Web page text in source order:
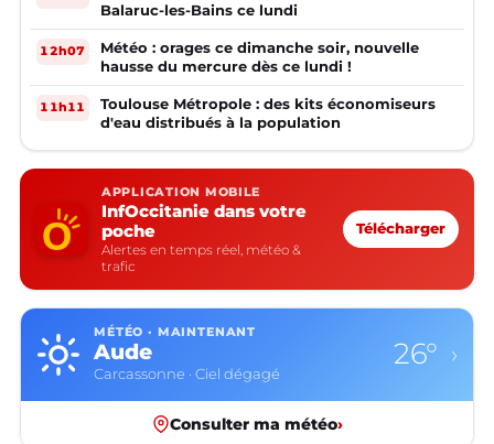
Balaruc-les-Bains ce lundi
12h07
Météo : orages ce dimanche soir, nouvelle
hausse du mercure dès ce lundi !
11h11
Toulouse Métropole : des kits économiseurs
d'eau distribués à la population
APPLICATION MOBILE
InfOccitanie dans votre
poche
Alertes en temps réel, météo &
trafic
Télécharger
MÉTÉO · MAINTENANT
Aude
Carcassonne · Ciel dégagé
26° ›
Consulter ma météo›